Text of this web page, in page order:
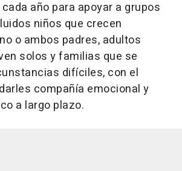
año para apoyar a grupos
niños que crecen
o ambos padres, adultos
solos y familias que se
difíciles, con el
compañía emocional y
a largo plazo.